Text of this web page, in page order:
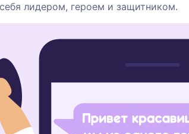
лидером, героем и защитником.